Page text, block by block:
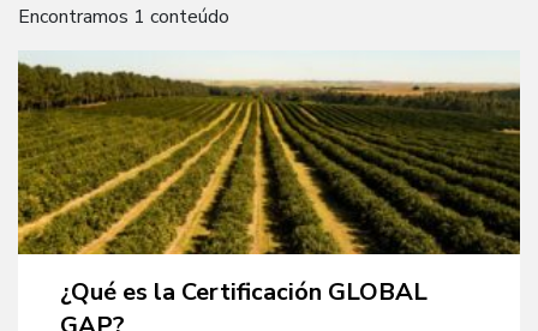
Encontramos 1 conteúdo
¿Qué es la Certificación GLOBAL